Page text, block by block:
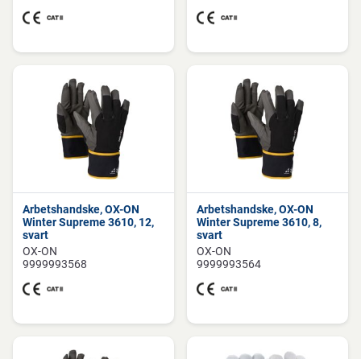
Arbetshandske, OX-ON
Winter Supreme 3610, 12,
svart
OX-ON
9999993568
Arbetshandske, OX-ON
Winter Supreme 3610, 8,
svart
OX-ON
9999993564